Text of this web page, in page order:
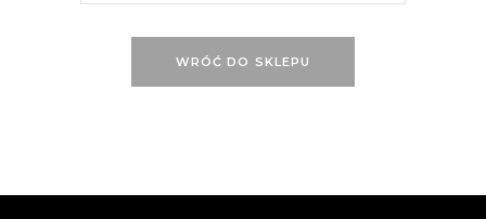
WRÓĆ DO SKLEPU